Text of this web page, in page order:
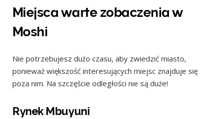
Miejsca warte zobaczenia w
Moshi
Nie potrzebujesz dużo czasu, aby zwiedzić miasto,
ponieważ większość interesujących miejsc znajduje się
poza nim. Na szczęście odległości nie są duże!
Rynek Mbuyuni